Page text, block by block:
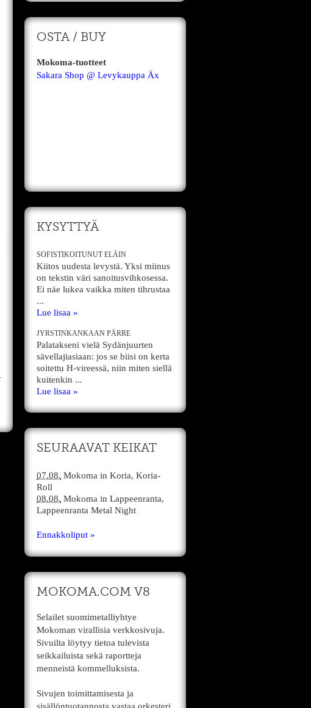
OSTA / BUY
Mokoma-tuotteet
Sakara Shop @ Levykauppa Äx
KYSYTTYÄ
SOFISTIKOITUNUT ELÄIN
Kiitos uudesta levystä. Yksi miinus
on tekstin väri sanoitusvihkosessa.
Ei näe lukea vaikka miten tihrustaa
...
Lue lisaa »
JYRSTINKANKAAN PÄRRE
Palatakseni vielä Sydänjuurten
sävellajiasiaan: jos se biisi on kerta
soitettu H-vireessä, niin miten siellä
kuitenkin ...
Lue lisaa »
SEURAAVAT KEIKAT
07.08. Mokoma in Koria, Koria-
Roll
08.08. Mokoma in Lappeenranta,
Lappeenranta Metal Night
Ennakkoliput »
MOKOMA.COM V8
Selailet suomimetalliyhtye
Mokoman virallisia verkkosivuja.
Sivuilta löytyy tietoa tulevista
seikkailuista sekä raportteja
menneistä kommelluksista.
Sivujen toimittamisesta ja